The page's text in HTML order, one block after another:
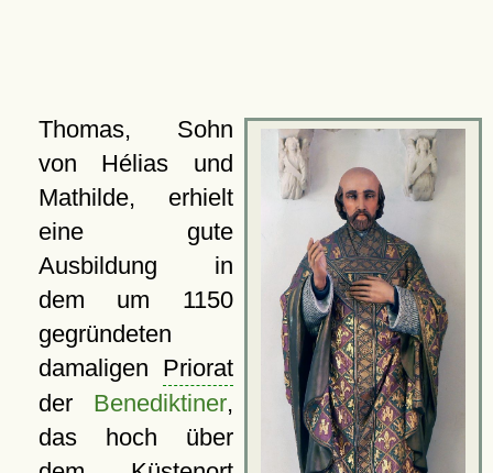
Thomas, Sohn
von Hélias und
Mathilde, erhielt
eine gute
Ausbildung in
dem um 1150
gegründeten
damaligen Priorat
der Benediktiner,
das hoch über